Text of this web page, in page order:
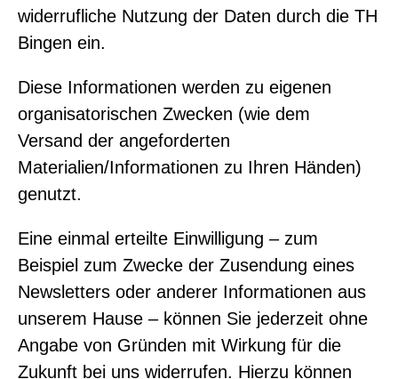
widerrufliche Nutzung der Daten durch die TH
Bingen ein.
Diese Informationen werden zu eigenen
organisatorischen Zwecken (wie dem
Versand der angeforderten
Materialien/Informationen zu Ihren Händen)
genutzt.
Eine einmal erteilte Einwilligung – zum
Beispiel zum Zwecke der Zusendung eines
Newsletters oder anderer Informationen aus
unserem Hause – können Sie jederzeit ohne
Angabe von Gründen mit Wirkung für die
Zukunft bei uns widerrufen. Hierzu können